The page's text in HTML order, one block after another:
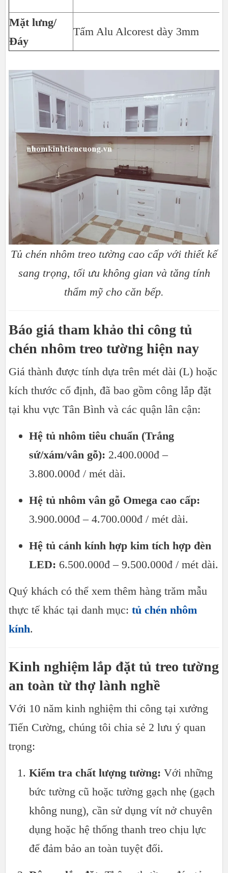
Mặt lưng/
Đáy
Tấm Alu Alcorest dày 3mm
Tủ chén nhôm treo tường cao cấp với thiết kế
sang trọng, tối ưu không gian và tăng tính
thẩm mỹ cho căn bếp.
Báo giá tham khảo thi công tủ
chén nhôm treo tường hiện nay
Giá thành được tính dựa trên mét dài (L) hoặc
kích thước cố định, đã bao gồm công lắp đặt
tại khu vực Tân Bình và các quận lân cận:
Hệ tủ nhôm tiêu chuẩn (Trắng
sứ/xám/vân gỗ): 2.400.000đ –
3.800.000đ / mét dài.
Hệ tủ nhôm vân gỗ Omega cao cấp:
3.900.000đ – 4.700.000đ / mét dài.
Hệ tủ cánh kính hợp kim tích hợp đèn
LED: 6.500.000đ – 9.500.000đ / mét dài.
Quý khách có thể xem thêm hàng trăm mẫu
thực tế khác tại danh mục: tủ chén nhôm
kính.
Kinh nghiệm lắp đặt tủ treo tường
an toàn từ thợ lành nghề
Với 10 năm kinh nghiệm thi công tại xưởng
Tiến Cường, chúng tôi chia sẻ 2 lưu ý quan
trọng:
Kiểm tra chất lượng tường: Với những
bức tường cũ hoặc tường gạch nhẹ (gạch
không nung), cần sử dụng vít nở chuyên
dụng hoặc hệ thống thanh treo chịu lực
để đảm bảo an toàn tuyệt đối.